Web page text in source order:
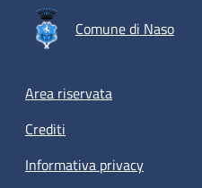
Comune di Naso
Footer menu
Area riservata
Crediti
Informativa privacy